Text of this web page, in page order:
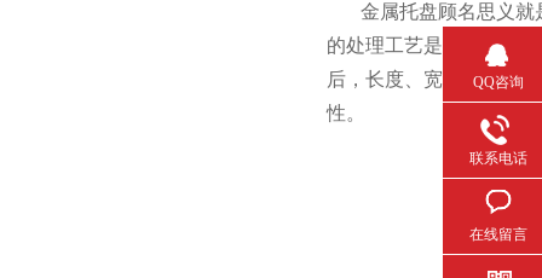
金属托盘顾名思义就是
的处理工艺是符合公司当
后，长度、宽度以
性。
QQ咨询
联系电话
在线留言